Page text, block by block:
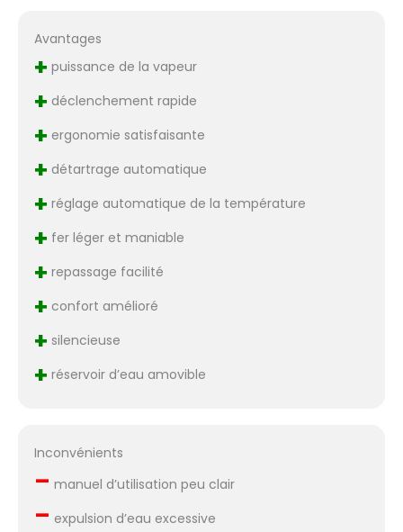
Avantages
+ puissance de la vapeur
+ déclenchement rapide
+ ergonomie satisfaisante
+ détartrage automatique
+ réglage automatique de la température
+ fer léger et maniable
+ repassage facilité
+ confort amélioré
+ silencieuse
+ réservoir d’eau amovible
Inconvénients
– manuel d’utilisation peu clair
– expulsion d’eau excessive